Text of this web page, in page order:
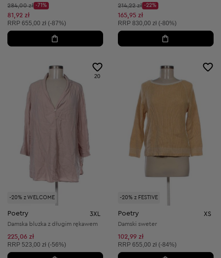
Cena początkowa:
284,00 zł
Discount Price:
-71%
Obniżona cena:
81,92 zł
Cena sugerowana:
RRP 655,00 zł (-87%)
Cena początkowa:
214,22 zł
Discount Price:
-22%
Obniżona cena:
165,95 zł
Cena sugerowana:
RRP 830,00 zł (-80%)
-20% z WELCOME
20
Poetry 3XL
Damska bluzka z długim rękawem
225,06 zł
Cena sugerowana:
RRP 523,00 zł (-56%)
-20% z FESTIVE
Poetry XS
Damski sweter
102,99 zł
Cena sugerowana:
RRP 655,00 zł (-84%)